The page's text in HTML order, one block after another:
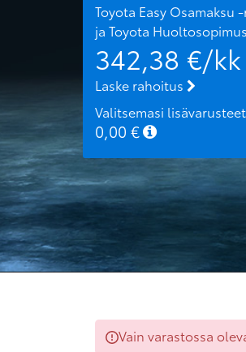
Toyota Easy Osamaksu
ja Toyota Huoltosopimus
342,38 €/kk
Laske rahoitus
Valitsemasi
0,00 €
Vain varastossa